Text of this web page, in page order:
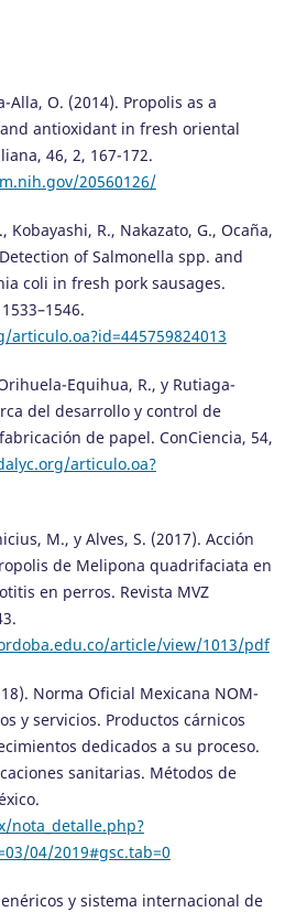
Alla, O. (2014). Propolis as a
antioxidant in fresh oriental
46, 2, 167-172.
20560126/
Kobayashi, R., Nakazato, G., Ocaña,
of Salmonella spp. and
coli in fresh pork sausages.
Equihua, R., y Rutiaga-
del desarrollo y control de
de papel. ConCiencia, 54,
articulo.oa?
M., y Alves, S. (2017). Acción
de Melipona quadrifaciata en
en perros. Revista MVZ
article/view/1013/pdf
Norma Oficial Mexicana NOM-
y servicios. Productos cárnicos
dedicados a su proceso.
sanitarias. Métodos de
nota_detalle.php?
04/2019#gsc.tab=0
y sistema internacional de